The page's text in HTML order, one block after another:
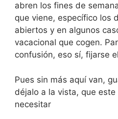
abren los fines de
que viene, específico los
abiertos y en algunos
vacacional que cogen.
confusión, eso sí, fijarse
Pues sin más aquí van,
déjalo a la vista, que
necesitar